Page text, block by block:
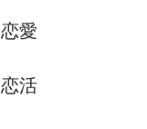
恋愛
恋活